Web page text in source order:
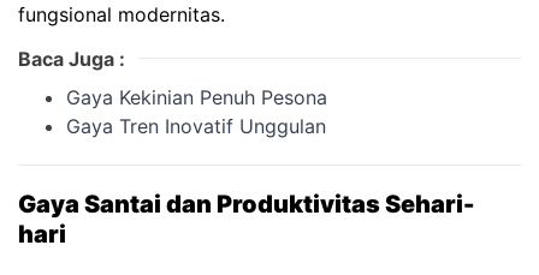
fungsional modernitas.
Baca Juga :
Gaya Kekinian Penuh Pesona
Gaya Tren Inovatif Unggulan
Gaya Santai dan Produktivitas Sehari-
hari